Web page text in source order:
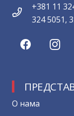
+381 11
324 5051,
О нама